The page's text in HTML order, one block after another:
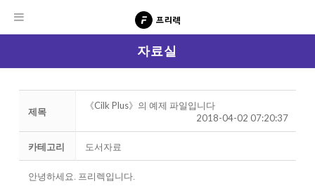
자료실
제목
《Cilk Plus》의 예제 파일입니다
2018-04-02 07:20:37
카테고리 도서자료
안녕하세요. 프리렉입니다.